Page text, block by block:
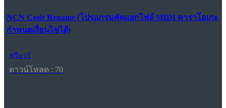
NCN Code Rename (โปรแกรมคัดแยกไฟล์ MIDI คาราโอเกะ
กำหนดเงื่อนไขได้)
ฟรีแวร์
ดาวน์โหลด : 70